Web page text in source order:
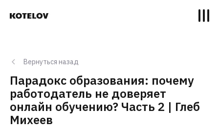
Вернуться назад
Парадокс образования: почему
работодатель не доверяет
онлайн обучению? Часть 2 | Глеб
Михеев